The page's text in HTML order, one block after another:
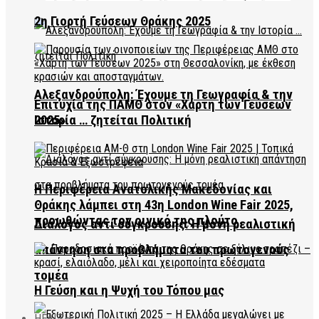
Αλεξανδρούπολη: Έχουμε τη Γεωγραφία & την
Ιστορία … ζητείται Πολιτική
Διάλογος αντί σύγκρουσης: Η μόνη ρεαλιστική
απάντηση στα προβλήματα του πρωτογενούς
τομέα
2η Γιορτή Γεύσεων Θράκης 2025
Επιτυχία της ΠΑΜΘ στον «Χάρτη των Γεύσεων
2025»
Η Περιφέρεια Ανατολικής Μακεδονίας και
Θράκης λάμπει στη 43η London Wine Fair 2025,
προωθώντας τον οινικό της πλούτο
Η Γεύση και η Ψυχή του Τόπου μας